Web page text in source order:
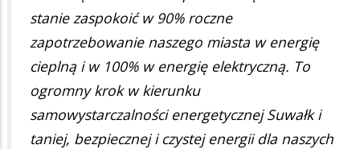
stanie zaspokoić w 90% roczne
zapotrzebowanie naszego miasta w energię
cieplną i w 100% w energię elektryczną. To
ogromny krok w kierunku
samowystarczalności energetycznej Suwałk i
taniej, bezpiecznej i czystej energii dla naszych